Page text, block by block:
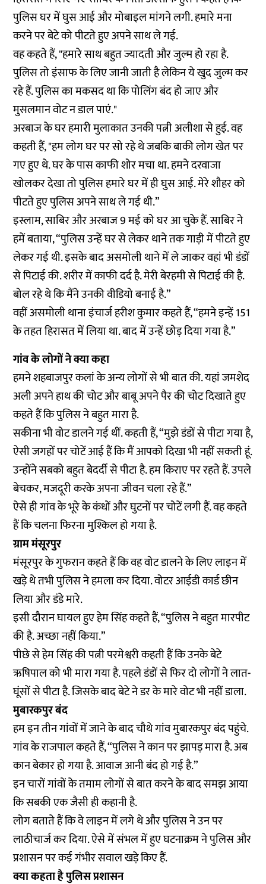
पुलिस घर में घुस आई और मोबाइल मांगने लगी. हमारे मना
करने पर बेटे को पीटते हुए अपने साथ ले गई.
वह कहते हैं, "हमारे साथ बहुत ज्यादती और जुल्म हो रहा है.
पुलिस तो इंसाफ के लिए जानी जाती है लेकिन ये खुद जुल्म कर
रहे हैं. पुलिस का मकसद था कि पोलिंग बंद हो जाए और
मुसलमान वोट न डाल पाएं."
अरबाज के घर हमारी मुलाकात उनकी पत्नी अलीशा से हुई. वह
कहती हैं, "हम लोग घर पर सो रहे थे जबकि बाकी लोग खेत पर
गए हुए थे. घर के पास काफी शोर मचा था. हमने दरवाजा
खोलकर देखा तो पुलिस हमारे घर में ही घुस आई. मेरे शौहर को
पीटते हुए पुलिस अपने साथ ले गई थी.”
इस्लाम, साबिर और अरबाज 9 मई को घर आ चुके हैं. साबिर ने
हमें बताया, “पुलिस उन्हें घर से लेकर थाने तक गाड़ी में पीटते हुए
लेकर गई थी. इसके बाद असमोली थाने में ले जाकर वहां भी डंडों
से पिटाई की. शरीर में काफी दर्द है. मेरी बेरहमी से पिटाई की है.
बोल रहे थे कि मैंने उनकी वीडियो बनाई है.”
वहीं असमोली थाना इंचार्ज हरीश कुमार कहते हैं, “हमने इन्हें 151
के तहत हिरासत में लिया था. बाद में उन्हें छोड़ दिया गया है.”
गांव के लोगों ने क्या कहा
हमने शहबाजपुर कलां के अन्य लोगों से भी बात की. यहां जमशेद
अली अपने हाथ की चोट और बाबू अपने पैर की चोट दिखाते हुए
कहते हैं कि पुलिस ने बहुत मारा है.
सकीना भी वोट डालने गई थीं. कहती हैं, “मुझे डंडों से पीटा गया है,
ऐसी जगहों पर चोटें आई हैं कि मैं आपको दिखा भी नहीं सकती हूं.
उन्होंने सबको बहुत बेदर्दी से पीटा है. हम किराए पर रहते हैं. उपले
बेचकर, मजदूरी करके अपना जीवन चला रहे हैं.”
ऐसे ही गांव के भूरे के कंधों और घुटनों पर चोटें लगी हैं. वह कहते
हैं कि चलना फिरना मुश्किल हो गया है.
ग्राम मंसूरपुर
मंसूरपुर के गुफरान कहते हैं कि वह वोट डालने के लिए लाइन में
खड़े थे तभी पुलिस ने हमला कर दिया. वोटर आईडी कार्ड छीन
लिया और डंडे मारे.
इसी दौरान घायल हुए हेम सिंह कहते हैं, “पुलिस ने बहुत मारपीट
की है. अच्छा नहीं किया.”
पीछे से हेम सिंह की पत्नी परमेश्वरी कहती हैं कि उनके बेटे
ऋषिपाल को भी मारा गया है. पहले डंडों से फिर दो लोगों ने लात-
घूंसों से पीटा है. जिसके बाद बेटे ने डर के मारे वोट भी नहीं डाला.
मुबारकपुर बंद
हम इन तीन गांवों में जाने के बाद चौथे गांव मुबारकपुर बंद पहुंचे.
गांव के राजपाल कहते हैं, “पुलिस ने कान पर झापड़ मारा है. अब
कान बेकार हो गया है. आवाज आनी बंद हो गई है.”
इन चारों गांवों के तमाम लोगों से बात करने के बाद समझ आया
कि सबकी एक जैसी ही कहानी है.
लोग बताते हैं कि वे लाइन में लगे थे और पुलिस ने उन पर
लाठीचार्ज कर दिया. ऐसे में संभल में हुए घटनाक्रम ने पुलिस और
प्रशासन पर कई गंभीर सवाल खड़े किए हैं.
क्या कहता है पुलिस प्रशासन